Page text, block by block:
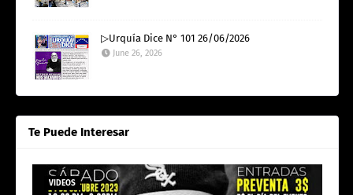
▷Urquía Dice N° 101 26/06/2026
June 26, 2026
Te Puede Interesar
VIDEOS